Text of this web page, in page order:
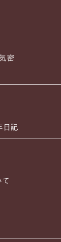
密
日記
て